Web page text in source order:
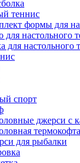
теннис
формы для
для настольного
для настольного
спорт
джерси с
термокофта
для рыбалки